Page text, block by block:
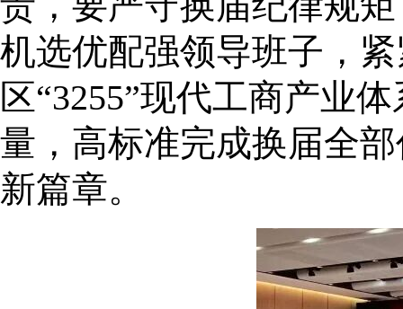
机选优配强领导班子，
区“3255”现代工商产业
量，高标准完成换届全
新篇章。